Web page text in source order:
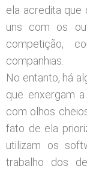
ela acredita que
uns com os
competição,
companhias.
No entanto, há
que enxergam a
com olhos
fato de ela
utilizam os
trabalho dos